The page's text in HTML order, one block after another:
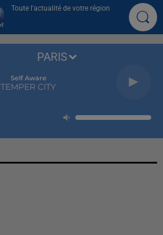
Toute l'actualité de votre région
Self Aware
TEMPER CITY
PARIS